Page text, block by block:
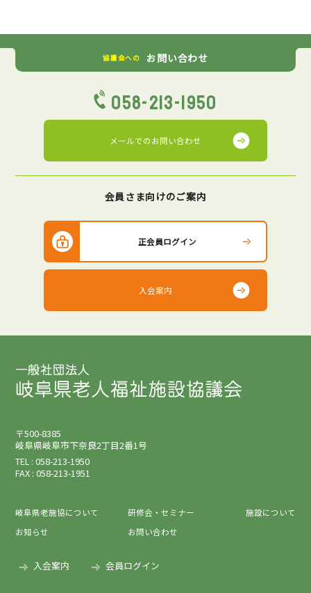
協議会への お問い合わせ
058-213-1950
メールでのお問い合わせ
会員さま向けのご案内
正会員ログイン
入会案内
〒500-8385
岐阜県岐阜市下奈良2丁目2番1号
TEL : 058-213-1950
FAX : 058-213-1951
岐阜県老施協について 研修会・セミナー
施設について
お知らせ
お問い合わせ
入会案内 会員ログイン